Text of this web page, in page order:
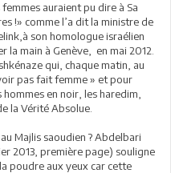
auraient pu dire à Sa
!» comme l’a dit la ministre de
son homologue israélien
la main à Genève, en mai 2012.
qui, chaque matin, au
pas fait femme » et pour
en noir, les haredim,
la Vérité Absolue.
Majlis saoudien ? Abdelbari
2013, première page) souligne
poudre aux yeux car cette